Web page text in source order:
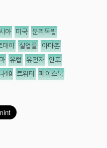
아 미국 분리독립
데이 실업률 아마존
유럽 유전자 인도
19 트위터 페이스북